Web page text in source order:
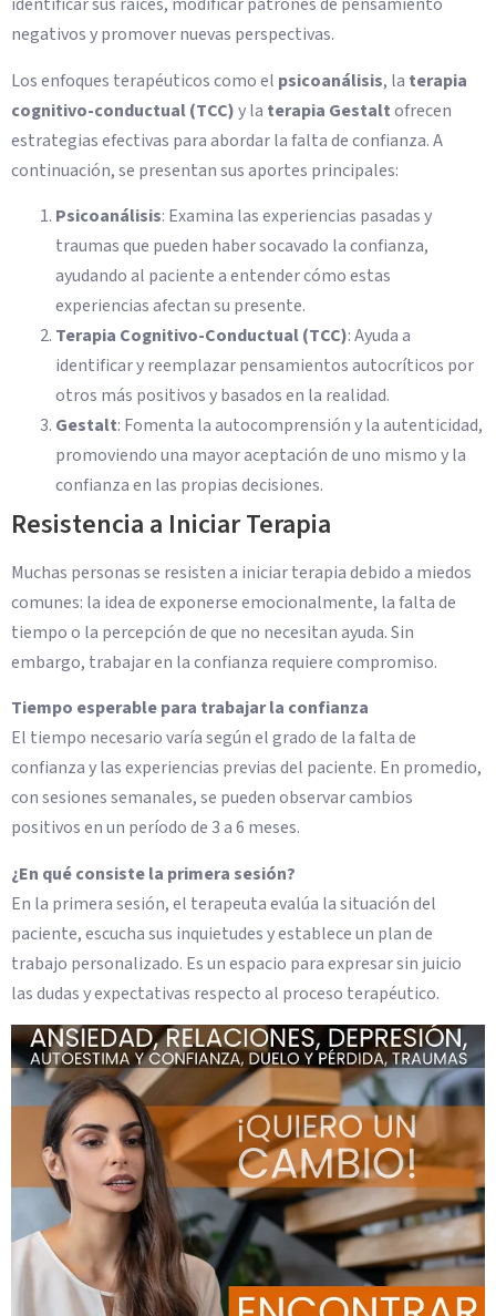
negativos y promover nuevas perspectivas.
Los enfoques terapéuticos como el psicoanálisis, la terapia
cognitivo-conductual (TCC)y la terapia Gestaltofrecen
estrategias efectivas para abordar la falta de confianza. A
continuación, se presentan sus aportes principales:
Psicoanálisis: Examina las experiencias pasadas y
traumas que pueden haber socavado la confianza,
ayudando al paciente a entender cómo estas
experiencias afectan su presente.
Terapia Cognitivo-Conductual (TCC): Ayuda a
identificar y reemplazar pensamientos autocríticos por
otros más positivos y basados en la realidad.
Gestalt: Fomenta la autocomprensión y la autenticidad,
promoviendo una mayor aceptación de uno mismo y la
confianza en las propias decisiones.
Resistencia a Iniciar Terapia
Muchas personas se resisten a iniciar terapia debido a miedos
comunes: la idea de exponerse emocionalmente, la falta de
tiempo o la percepción de que no necesitan ayuda. Sin
embargo, trabajar en la confianza requiere compromiso.
Tiempo esperable para trabajar la confianza
El tiempo necesario varía según el grado de la falta de
confianza y las experiencias previas del paciente. En promedio,
con sesiones semanales, se pueden observar cambios
positivos en un período de 3 a 6 meses.
¿En qué consiste la primera sesión?
En la primera sesión, el terapeuta evalúa la situación del
paciente, escucha sus inquietudes y establece un plan de
trabajo personalizado. Es un espacio para expresar sin juicio
las dudas y expectativas respecto al proceso terapéutico.